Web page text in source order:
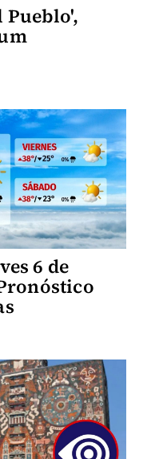
Pueblo',
6 de